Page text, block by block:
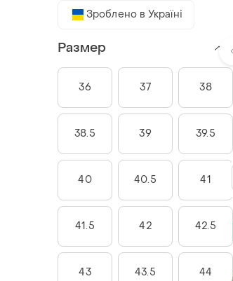
Зроблено в Україні
Размер
36 37 38
38.5 39 39.5
40 40.5 41
41.5 42 42.5
43 43.5 44